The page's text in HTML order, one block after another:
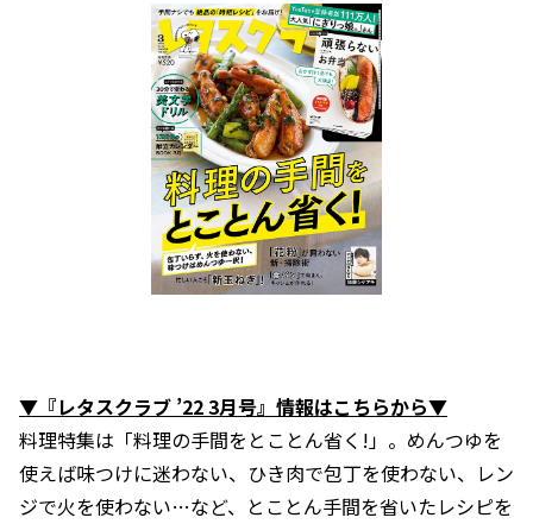
▼『レタスクラブ ’22 3月号』情報はこちらから▼
料理特集は「料理の手間をとことん省く!」。めんつゆを
使えば味つけに迷わない、ひき肉で包丁を使わない、レン
ジで火を使わない…など、とことん手間を省いたレシピを